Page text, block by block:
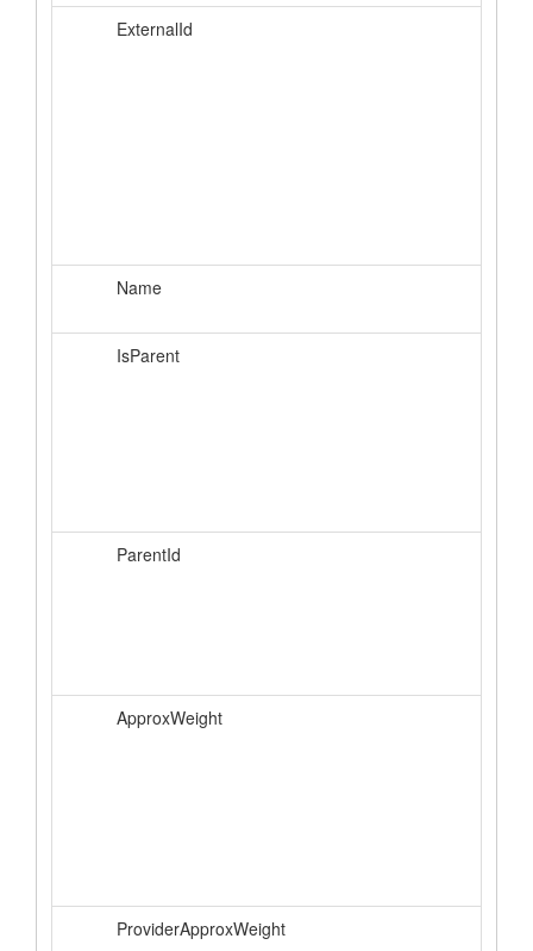
ExternalId
Name
IsParent
ParentId
ApproxWeight
ProviderApproxWeight